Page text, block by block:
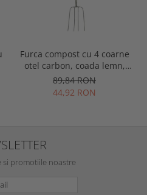
Furca compost cu 4 coarne
otel carbon, coada lemn,
Spear & Jackson Neverbend
Professional
89,84 RON
44,92 RON
si promotiile noastre